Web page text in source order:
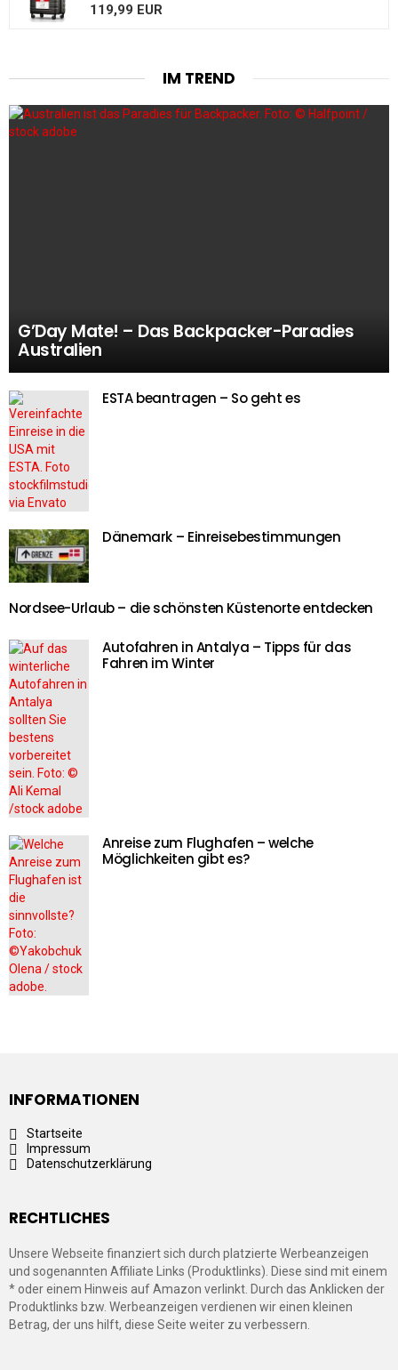
119,99 EUR
IM TREND
G’Day Mate! – Das Backpacker-Paradies
Australien
ESTA beantragen – So geht es
Dänemark – Einreisebestimmungen
Nordsee-Urlaub – die schönsten Küstenorte entdecken
Autofahren in Antalya – Tipps für das
Fahren im Winter
Anreise zum Flughafen – welche
Möglichkeiten gibt es?
INFORMATIONEN
Startseite
Impressum
Datenschutzerklärung
RECHTLICHES
Unsere Webseite finanziert sich durch platzierte Werbeanzeigen
und sogenannten Affiliate Links (Produktlinks). Diese sind mit einem
* oder einem Hinweis auf Amazon verlinkt. Durch das Anklicken der
Produktlinks bzw. Werbeanzeigen verdienen wir einen kleinen
Betrag, der uns hilft, diese Seite weiter zu verbessern.